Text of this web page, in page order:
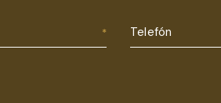
Telefón